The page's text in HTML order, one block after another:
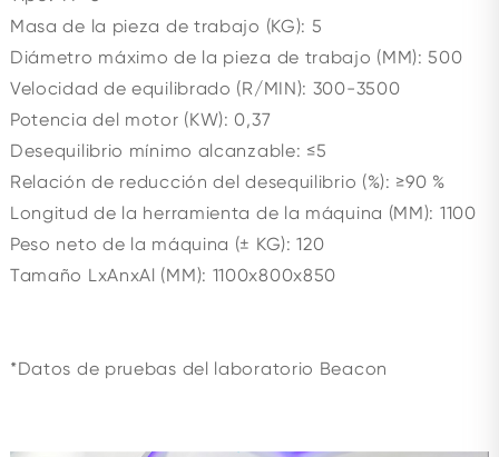
Masa de la pieza de trabajo (KG): 5
Diámetro máximo de la pieza de trabajo (MM): 500
Velocidad de equilibrado (R/MIN): 300-3500
Potencia del motor (KW): 0,37
Desequilibrio mínimo alcanzable: ≤5
Relación de reducción del desequilibrio (%): ≥90 %
Longitud de la herramienta de la máquina (MM): 1100
Peso neto de la máquina (± KG): 120
Tamaño LxAnxAl (MM): 1100x800x850
*Datos de pruebas del laboratorio Beacon